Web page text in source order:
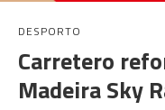
DESPORTO
Carretero
Madeira Sky